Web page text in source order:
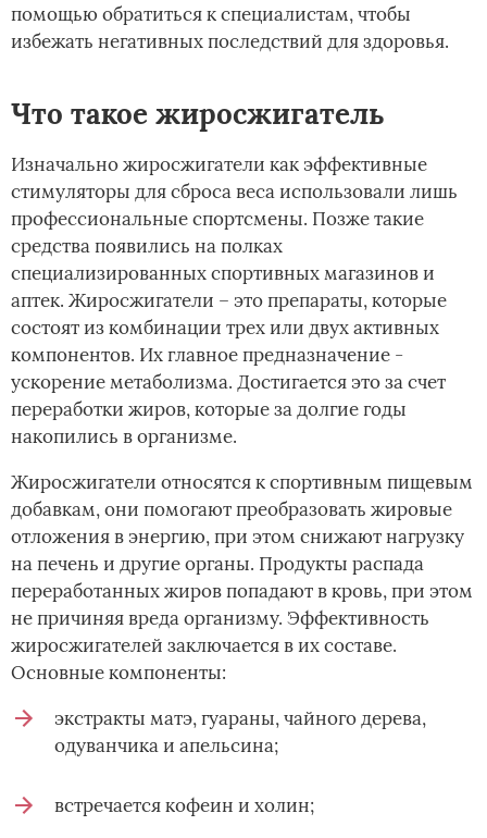
помощью обратиться к специалистам, чтобы
избежать негативных последствий для здоровья.
Что такое жиросжигатель
Изначально жиросжигатели как эффективные
стимуляторы для сброса веса использовали лишь
профессиональные спортсмены. Позже такие
средства появились на полках
специализированных спортивных магазинов и
аптек. Жиросжигатели – это препараты, которые
состоят из комбинации трех или двух активных
компонентов. Их главное предназначение -
ускорение метаболизма. Достигается это за счет
переработки жиров, которые за долгие годы
накопились в организме.
Жиросжигатели относятся к спортивным пищевым
добавкам, они помогают преобразовать жировые
отложения в энергию, при этом снижают нагрузку
на печень и другие органы. Продукты распада
переработанных жиров попадают в кровь, при этом
не причиняя вреда организму. Эффективность
жиросжигателей заключается в их составе.
Основные компоненты:
экстракты матэ, гуараны, чайного дерева,
одуванчика и апельсина;
встречается кофеин и холин;